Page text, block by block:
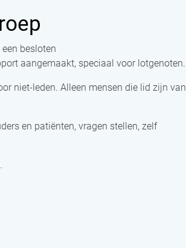
besloten
aangemaakt, speciaal voor lotgenoten.
niet-leden. Alleen mensen die lid zijn van
en patiënten, vragen stellen, zelf